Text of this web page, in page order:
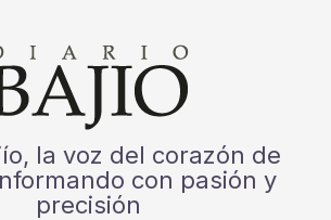
la voz del corazón de
con pasión y
precisión